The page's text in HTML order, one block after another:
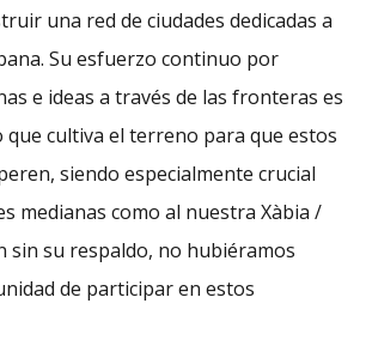
una red de ciudades dedicadas a
Su esfuerzo continuo por
e ideas a través de las fronteras es
que cultiva el terreno para que estos
siendo especialmente crucial
medianas como al nuestra Xàbia /
sin su respaldo, no hubiéramos
de participar en estos